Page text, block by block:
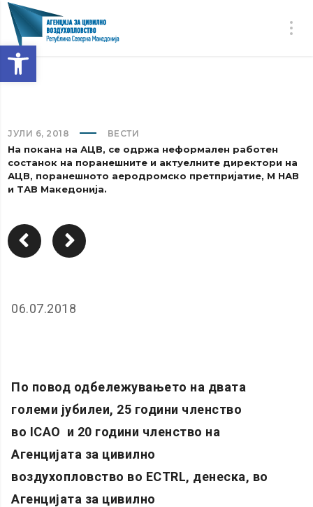
Open toolbar
ЈУЛИ 6, 2018 ВЕСТИ
На покана на АЦВ, се одржа неформален работен
состанок на поранешните и актуелните директори на
АЦВ, поранешното аеродромско претпријатие, М НАВ
и ТАВ Македонија.
06.07.2018
По повод одбележувањето на двата
големи јубилеи, 25 години членство
во ICAO и 20 години членство на
Агенцијата за цивилно
воздухопловство во ECTRL, денеска, во
Агенцијата за цивилно